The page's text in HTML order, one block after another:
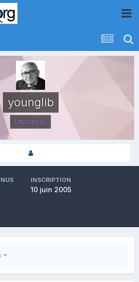
younglib
Utilisateur
INSCRIPTION
10 juin 2005